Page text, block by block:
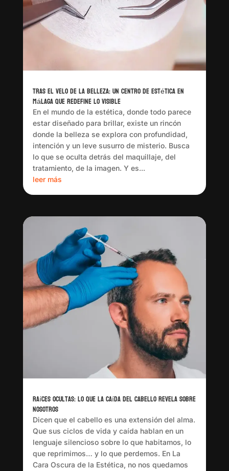
Tras el velo de la belleza: un centro de estética en
Málaga que redefine lo visible
En el mundo de la estética, donde todo parece
estar diseñado para brillar, existe un rincón
donde la belleza se explora con profundidad,
intención y un leve susurro de misterio. Busca
lo que se oculta detrás del maquillaje, del
tratamiento, de la imagen. Y es...
leer más
Raíces ocultas: lo que la caída del cabello revela sobre
nosotros
Dicen que el cabello es una extensión del alma.
Que sus ciclos de vida y caída hablan en un
lenguaje silencioso sobre lo que habitamos, lo
que reprimimos… y lo que perdemos. En La
Cara Oscura de la Estética, no nos quedamos